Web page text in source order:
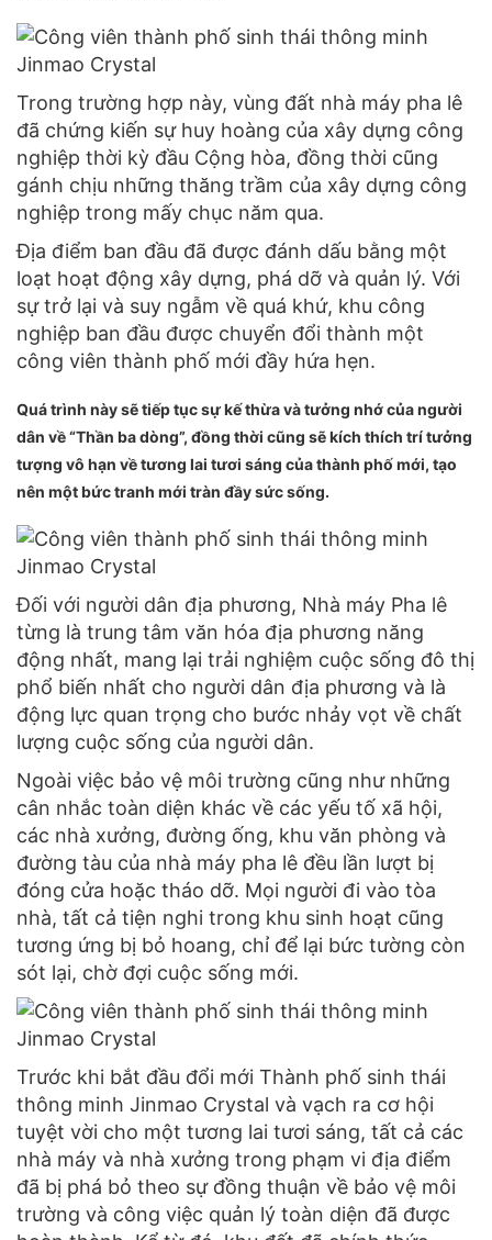
Trong trường hợp này, vùng đất nhà máy pha lê
đã chứng kiến ​​sự huy hoàng của xây dựng công
nghiệp thời kỳ đầu Cộng hòa, đồng thời cũng
gánh chịu những thăng trầm của xây dựng công
nghiệp trong mấy chục năm qua.
Địa điểm ban đầu đã được đánh dấu bằng một
loạt hoạt động xây dựng, phá dỡ và quản lý. Với
sự trở lại và suy ngẫm về quá khứ, khu công
nghiệp ban đầu được chuyển đổi thành một
công viên thành phố mới đầy hứa hẹn.
Quá trình này sẽ tiếp tục sự kế thừa và tưởng nhớ của người
dân về “Thần ba dòng”, đồng thời cũng sẽ kích thích trí tưởng
tượng vô hạn về tương lai tươi sáng của thành phố mới, tạo
nên một bức tranh mới tràn đầy sức sống.
Đối với người dân địa phương, Nhà máy Pha lê
từng là trung tâm văn hóa địa phương năng
động nhất, mang lại trải nghiệm cuộc sống đô thị
phổ biến nhất cho người dân địa phương và là
động lực quan trọng cho bước nhảy vọt về chất
lượng cuộc sống của người dân.
Ngoài việc bảo vệ môi trường cũng như những
cân nhắc toàn diện khác về các yếu tố xã hội,
các nhà xưởng, đường ống, khu văn phòng và
đường tàu của nhà máy pha lê đều lần lượt bị
đóng cửa hoặc tháo dỡ. Mọi người đi vào tòa
nhà, tất cả tiện nghi trong khu sinh hoạt cũng
tương ứng bị bỏ hoang, chỉ để lại bức tường còn
sót lại, chờ đợi cuộc sống mới.
Trước khi bắt đầu đổi mới Thành phố sinh thái
thông minh Jinmao Crystal và vạch ra cơ hội
tuyệt vời cho một tương lai tươi sáng, tất cả các
nhà máy và nhà xưởng trong phạm vi địa điểm
đã bị phá bỏ theo sự đồng thuận về bảo vệ môi
trường và công việc quản lý toàn diện đã được